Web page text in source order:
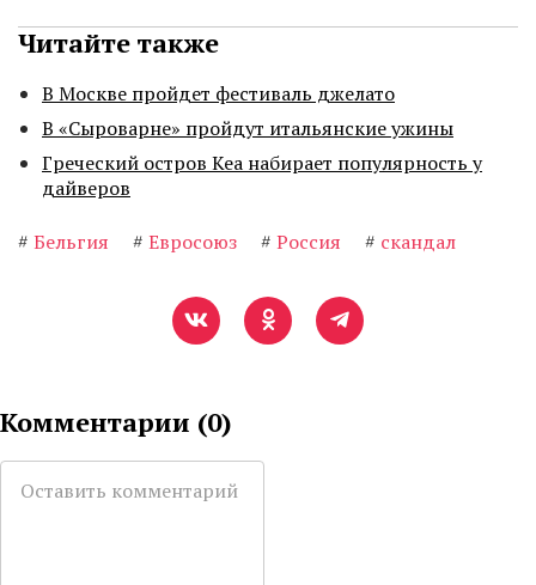
Читайте также
В Москве пройдет фестиваль джелато
В «Сыроварне» пройдут итальянские ужины
Греческий остров Кеа набирает популярность у
дайверов
# Бельгия # Евросоюз # Россия # скандал
Комментарии (0)